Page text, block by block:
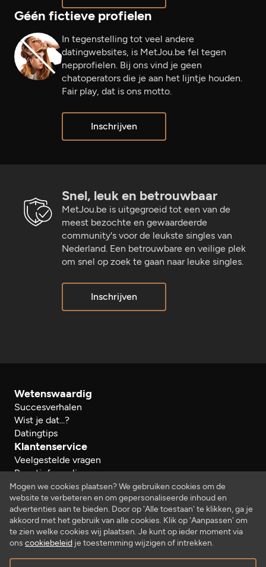
Géén fictieve profielen
In tegenstelling tot veel andere
datingwebsites, is MetJou.be fel tegen
nepprofielen. Bij ons vind je geen
chatoperators die je aan het lijntje houden.
Fair play, dat is ons motto.
Inschrijven
Snel, leuk en betrouwbaar
MetJou.be is uitgegroeid tot een van de
meest bezochte en gewaardeerde
community's voor de leukste singles van
Nederland. Een betrouwbare en veilige plek
om snel op zoek te gaan naar leuke singles.
Inschrijven
Wetenswaardig
Succesverhalen
Wist je dat...?
Datingtips
Klantenservice
Veelgestelde vragen
Reactieformulier
Herroeping
Over ons
Bedrijfsgegevens
Werken bij…
Juridisch
Mogen we cookies plaatsen? We gebruiken cookies om de
website te verbeteren en om gepersonaliseerde inhoud en
advertenties aan te bieden. Door op 'Alle toestaan' te klikken, ga je
akkoord met het gebruik van alle cookies. Klik op 'Aanpassen' om
te zien welke cookies wij plaatsen. Je kunt op ieder moment via
ons cookiebeleid je toestemming wijzigen of intrekken.